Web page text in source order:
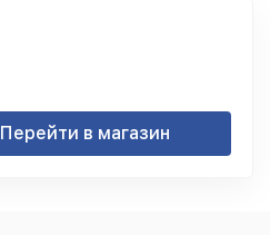
Перейти в магазин